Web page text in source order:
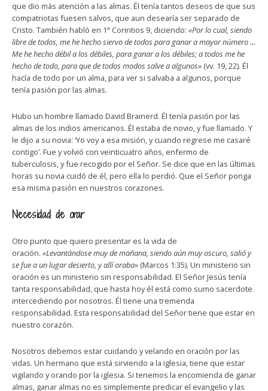
que dio más atención a las almas. Él tenía tantos deseos de que sus
compatriotas fuesen salvos, que aun desearía ser separado de
Cristo. También habló en 1ª Corintios 9, diciendo: «Por lo cual, siendo
libre de todos, me he hecho siervo de todos para ganar a mayor número …
Me he hecho débil a los débiles, para ganar a los débiles; a todos me he
hecho de todo, para que de todos modos salve a algunos» (vv. 19, 22). Él
hacía de todo por un alma, para ver si salvaba a algunos, porque
tenía pasión por las almas.
Hubo un hombre llamado David Brainerd. Él tenía pasión por las
almas de los indios americanos. Él estaba de novio, y fue llamado. Y
le dijo a su novia: ‘Yo voy a esa misión, y cuando regrese me casaré
contigo’. Fue y volvió con veinticuatro años, enfermo de
tuberculosis, y fue recogido por el Señor. Se dice que en las últimas
horas su novia cuidó de él, pero ella lo perdió. Que el Señor ponga
esa misma pasión en nuestros corazones.
Necesidad de orar
Otro punto que quiero presentar es la vida de
oración. «Levantándose muy de mañana, siendo aún muy oscuro, salió y
se fue a un lugar desierto, y allí oraba» (Marcos 1:35). Un ministerio sin
oración es un ministerio sin responsabilidad. El Señor Jesús tenía
tanta responsabilidad, que hasta hoy él está como sumo sacerdote
intercediendo por nosotros. Él tiene una tremenda
responsabilidad. Esta responsabilidad del Señor tiene que estar en
nuestro corazón.
Nosotros debemos estar cuidando y velando en oración por las
vidas. Un hermano que está sirviendo a la iglesia, tiene que estar
vigilando y orando por la iglesia. Si tenemos la encomienda de ganar
almas, ganar almas no es simplemente predicar el evangelio y las